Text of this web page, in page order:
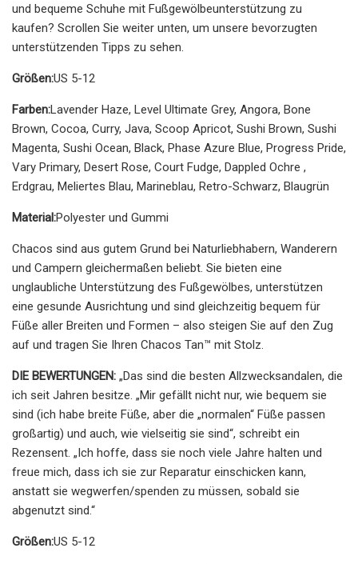
und bequeme Schuhe mit Fußgewölbeunterstützung zu
kaufen? Scrollen Sie weiter unten, um unsere bevorzugten
unterstützenden Tipps zu sehen.
Größen:US 5-12
Farben:Lavender Haze, Level Ultimate Grey, Angora, Bone
Brown, Cocoa, Curry, Java, Scoop Apricot, Sushi Brown, Sushi
Magenta, Sushi Ocean, Black, Phase Azure Blue, Progress Pride,
Vary Primary, Desert Rose, Court Fudge, Dappled Ochre ,
Erdgrau, Meliertes Blau, Marineblau, Retro-Schwarz, Blaugrün
Material:Polyester und Gummi
Chacos sind aus gutem Grund bei Naturliebhabern, Wanderern
und Campern gleichermaßen beliebt. Sie bieten eine
unglaubliche Unterstützung des Fußgewölbes, unterstützen
eine gesunde Ausrichtung und sind gleichzeitig bequem für
Füße aller Breiten und Formen – also steigen Sie auf den Zug
auf und tragen Sie Ihren Chacos Tan™️ mit Stolz.
DIE BEWERTUNGEN: „Das sind die besten Allzwecksandalen, die
ich seit Jahren besitze. „Mir gefällt nicht nur, wie bequem sie
sind (ich habe breite Füße, aber die „normalen“ Füße passen
großartig) und auch, wie vielseitig sie sind“, schreibt ein
Rezensent. „Ich hoffe, dass sie noch viele Jahre halten und
freue mich, dass ich sie zur Reparatur einschicken kann,
anstatt sie wegwerfen/spenden zu müssen, sobald sie
abgenutzt sind.“
Größen:US 5-12